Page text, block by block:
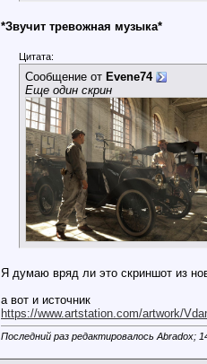
*Звучит тревожная музыка*
Цитата:
Сообщение от Evene74
Еще один скрин
Я думаю вряд ли это скриншот из
а вот и источник
https://www.artstation.com/artwork/
Последний раз редактировалось Abradox;